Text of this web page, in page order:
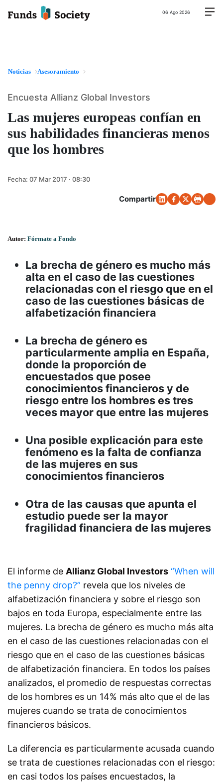
06 Ago 2026
Noticias Asesoramiento
Las mujeres europeas confían en
sus habilidades financieras menos
que los hombres
Encuesta Allianz Global Investors
Fecha: 07 Mar 2017 · 08:30
Compartir
Autor: Fórmate a Fondo
La brecha de género es mucho más
alta en el caso de las cuestiones
relacionadas con el riesgo que en el
caso de las cuestiones básicas de
alfabetización financiera
La brecha de género es
particularmente amplia en España,
donde la proporción de
encuestados que posee
conocimientos financieros y de
riesgo entre los hombres es tres
veces mayor que entre las mujeres
Una posible explicación para este
fenómeno es la falta de confianza
de las mujeres en sus
conocimientos financieros
Otra de las causas que apunta el
estudio puede ser la mayor
fragilidad financiera de las mujeres
El informe de Allianz Global Investors “When will
the penny drop?” revela que los niveles de
alfabetización financiera y sobre el riesgo son
bajos en toda Europa, especialmente entre las
mujeres. La brecha de género es mucho más alta
en el caso de las cuestiones relacionadas con el
riesgo que en el caso de las cuestiones básicas
de alfabetización financiera. En todos los países
analizados, el promedio de respuestas correctas
de los hombres es un 14% más alto que el de las
mujeres cuando se trata de conocimientos
financieros básicos.
La diferencia es particularmente acusada cuando
se trata de cuestiones relacionadas con el riesgo:
en casi todos los países encuestados, la